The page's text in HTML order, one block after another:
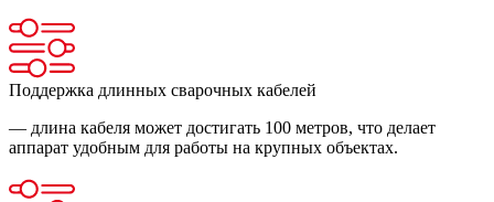
Поддержка длинных сварочных кабелей
— длина кабеля может достигать 100 метров, что делает
аппарат удобным для работы на крупных объектах.